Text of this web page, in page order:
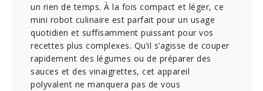
un rien de temps. À la fois compact et léger, ce
mini robot culinaire est parfait pour un usage
quotidien et suffisamment puissant pour vos
recettes plus complexes. Qu’il s’agisse de couper
rapidement des légumes ou de préparer des
sauces et des vinaigrettes, cet appareil
polyvalent ne manquera pas de vous